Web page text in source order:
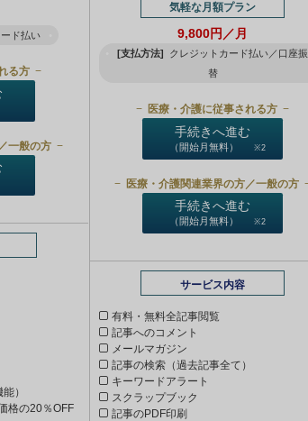
ド払い
る方
一般の方
）
格の20％OFF
気軽な月額プラン
9,800円／月
[支払方法]
クレジットカード払い／口座振
替
医療・介護に従事される方
手続きへ進む
（開始月無料） ※2
医療・介護関連業界の方／一般の方
手続きへ進む
（開始月無料） ※2
サービス内容
有料・無料全記事閲覧
記事へのコメント
メールマガジン
記事の検索（過去記事全て）
キーワードアラート
スクラップブック
記事のPDF印刷